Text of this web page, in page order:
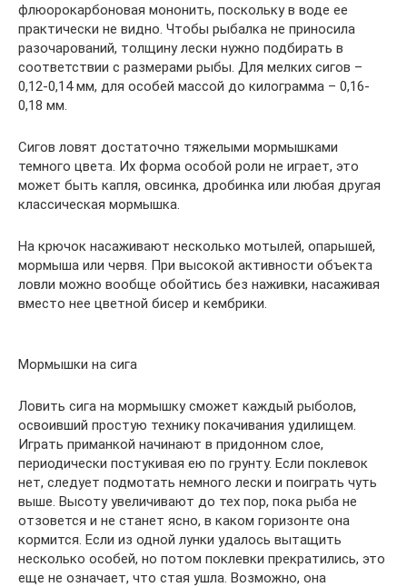
флюорокарбоновая мононить, поскольку в воде ее
практически не видно. Чтобы рыбалка не приносила
разочарований, толщину лески нужно подбирать в
соответствии с размерами рыбы. Для мелких сигов –
0,12-0,14 мм, для особей массой до килограмма – 0,16-
0,18 мм.
Сигов ловят достаточно тяжелыми мормышками
темного цвета. Их форма особой роли не играет, это
может быть капля, овсинка, дробинка или любая другая
классическая мормышка.
На крючок насаживают несколько мотылей, опарышей,
мормыша или червя. При высокой активности объекта
ловли можно вообще обойтись без наживки, насаживая
вместо нее цветной бисер и кембрики.
Мормышки на сига
Ловить сига на мормышку сможет каждый рыболов,
освоивший простую технику покачивания удилищем.
Играть приманкой начинают в придонном слое,
периодически постукивая ею по грунту. Если поклевок
нет, следует подмотать немного лески и поиграть чуть
выше. Высоту увеличивают до тех пор, пока рыба не
отзовется и не станет ясно, в каком горизонте она
кормится. Если из одной лунки удалось вытащить
несколько особей, но потом поклевки прекратились, это
еще не означает, что стая ушла. Возможно, она